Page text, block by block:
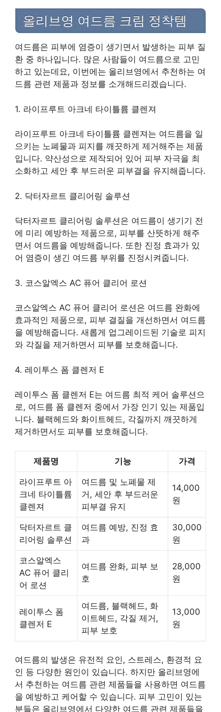
올리브영 여드름 크림 정착템
여드름은 피부에 염증이 생기면서 발생하는 피부 질
환 중 하나입니다. 많은 사람들이 여드름으로 고민
하고 있는데요, 이번에는 올리브영에서 추천하는 여
드름 관련 제품과 정보를 소개해드리겠습니다.
1. 라이프루트 아크네 타이틀륨 클렌져
라이프루트 아크네 타이틀륨 클렌져는 여드름을 일
으키는 노폐물과 피지를 깨끗하게 제거해주는 제품
입니다. 약산성으로 제작되어 있어 피부 자극을 최
소화하고 세안 후 부드러운 피부결을 유지해줍니다.
2. 닥터자르트 클리어링 솔루션
닥터자르트 클리어링 솔루션은 여드름이 생기기 전
에 미리 예방하는 제품으로, 피부를 산뜻하게 해주
면서 여드름을 예방해줍니다. 또한 진정 효과가 있
어 염증이 생긴 여드름 부위를 진정시켜줍니다.
3. 코스알엑스 AC 퓨어 클리어 로션
코스알엑스 AC 퓨어 클리어 로션은 여드름 완화에
효과적인 제품으로, 피부 결질을 개선하면서 여드름
을 예방해줍니다. 새롭게 업그레이드된 기술로 피지
와 각질을 제거하면서 피부를 보호해줍니다.
4. 레이투스 폼 클렌저 E
레이투스 폼 클렌저 E는 여드름 최적 케어 솔루션으
로, 여드름 폼 클렌저 중에서 가장 인기 있는 제품입
니다. 블랙헤드와 화이트헤드, 각질까지 깨끗하게
제거하면서도 피부를 보호해줍니다.
제품명 기능 가격
라이프루트 아
크네 타이틀륨
클렌져
여드름 및 노폐물 제
거, 세안 후 부드러운
피부결 유지
14,000
원
닥터자르트 클
리어링 솔루션
여드름 예방, 진정 효
과
30,000
원
코스알엑스
AC 퓨어 클리
어 로션
여드름 완화, 피부 보
호
28,000
원
레이투스 폼
클렌저 E
여드름, 블랙헤드, 화
이트헤드, 각질 제거,
피부 보호
13,000
원
여드름의 발생은 유전적 요인, 스트레스, 환경적 요
인 등 다양한 원인이 있습니다. 하지만 올리브영에
서 추천하는 여드름 관련 제품들을 사용하면 여드름
을 예방하고 케어할 수 있습니다. 피부 고민이 있는
분들은 올리브영에서 다양한 여드름 관련 제품들을